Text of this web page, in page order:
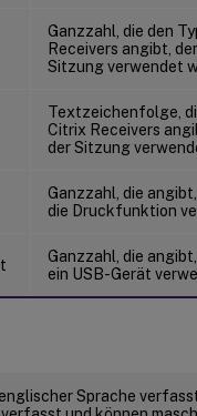
Ganzzahl, die den
Receivers angibt,
Sitzung verwendet
Textzeichenfolge,
Citrix Receivers
der Sitzung
Ganzzahl, die
die Druckfunktion
Ganzzahl, die
ein USB-Gerät
Sprache